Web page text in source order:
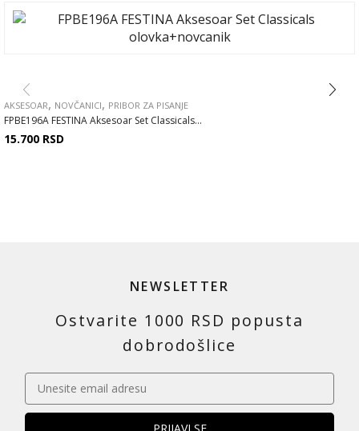
AKSESOAR, NOVČANICI, PRIBOR ZA PISANJE
FPBE196A FESTINA Aksesoar Set Classicals...
15.700 RSD
NEWSLETTER
Ostvarite 1000 RSD popusta
dobrodošlice